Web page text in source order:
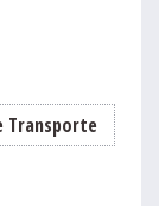
Transporte